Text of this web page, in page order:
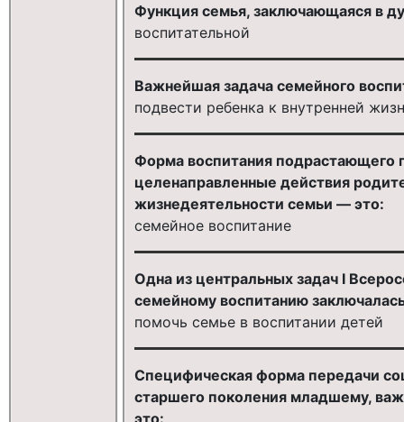
Функция семья, заключающаяся в
воспитательной
Важнейшая задача семейного
подвести ребенка к внутренней
Форма воспитания подрастающего
целенаправленные действия
жизнедеятельности семьи — это:
семейное воспитание
Одна из центральных задач I
семейному воспитанию
помочь семье в воспитании детей
Специфическая форма передачи
старшего поколения младшему,
это: